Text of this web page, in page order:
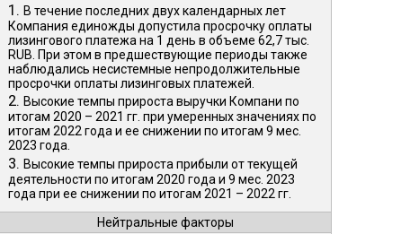
1. В течение последних двух календарных лет
Компания единожды допустила просрочку оплаты
лизингового платежа на 1 день в объеме 62,7 тыс.
RUB. При этом в предшествующие периоды также
наблюдались несистемные непродолжительные
просрочки оплаты лизинговых платежей.
2. Высокие темпы прироста выручки Компани по
итогам 2020 – 2021 гг. при умеренных значениях по
итогам 2022 года и ее снижении по итогам 9 мес.
2023 года.
3. Высокие темпы прироста прибыли от текущей
деятельности по итогам 2020 года и 9 мес. 2023
года при ее снижении по итогам 2021 – 2022 гг.
Нейтральные факторы